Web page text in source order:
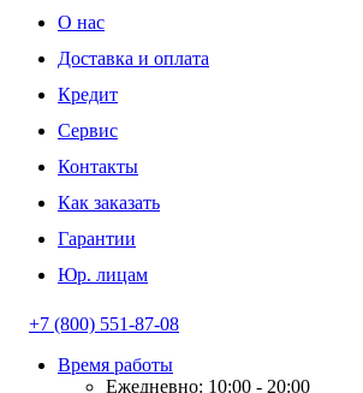
О нас
Доставка и оплата
Кредит
Сервис
Контакты
Как заказать
Гарантии
Юр. лицам
+7 (800) 551-87-08
Время работы
Ежедневно: 10:00 - 20:00